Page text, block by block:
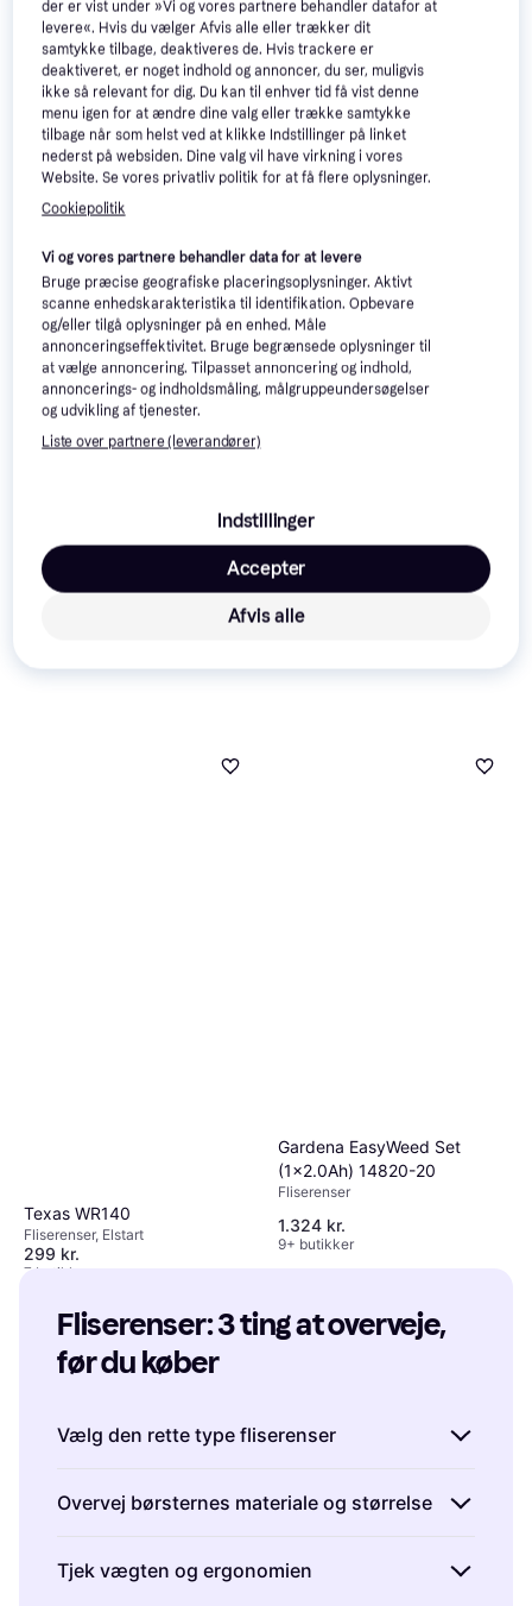
Gardena EasyWeed Solo
14820-55
Fliserenser
990 kr.
9+ butikker
Kärcher WRE 18-55
(1x2.5Ah)
Fliserenser, Teleskopskaft
1.201 kr.1.369 kr.
9+ butikker
Texas WR140
Fliserenser, Elstart
299 kr.
7 butikker
Gardena EasyWeed Set
(1x2.0Ah) 14820-20
Fliserenser
1.324 kr.
9+ butikker
Fliserenser: 3 ting at overveje,
før du køber
Vælg den rette type fliserenser
elektriske og benzindrevne modeller.
Elektriske fliserensereer ofte lettere og mere
støjsvage, hvilket gør dem ideelle til mindre
Overvej børsternes materiale og størrelse
rolle i effektiviteten af rengøringen.
Tjek vægten og ergonomien
der er vist under »Vi og vores partnere behandler datafor at
levere«. Hvis du vælger Afvis alle eller trækker dit
samtykke tilbage, deaktiveres de. Hvis trackere er
deaktiveret, er noget indhold og annoncer, du ser, muligvis
ikke så relevant for dig. Du kan til enhver tid få vist denne
menu igen for at ændre dine valg eller trække samtykke
tilbage når som helst ved at klikke Indstillinger på linket
nederst på websiden. Dine valg vil have virkning i vores
Website. Se vores privatliv politik for at få flere oplysninger.
Cookiepolitik
Vi og vores partnere behandler data for at levere
Bruge præcise geografiske placeringsoplysninger. Aktivt
scanne enhedskarakteristika til identifikation. Opbevare
og/eller tilgå oplysninger på en enhed. Måle
annonceringseffektivitet. Bruge begrænsede oplysninger til
at vælge annoncering. Tilpasset annoncering og indhold,
annoncerings- og indholdsmåling, målgruppeundersøgelser
og udvikling af tjenester.
Liste over partnere (leverandører)
Indstillinger
Afvis alle
Accepter